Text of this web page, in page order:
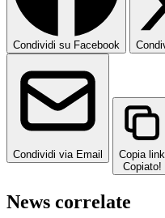
Condividi su Facebook
Condividi via Email
Copia link
Copiato!
News correlate